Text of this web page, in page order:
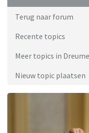
Terug naar forum
Recente topics
Meer topics in
Nieuw topic plaatsen